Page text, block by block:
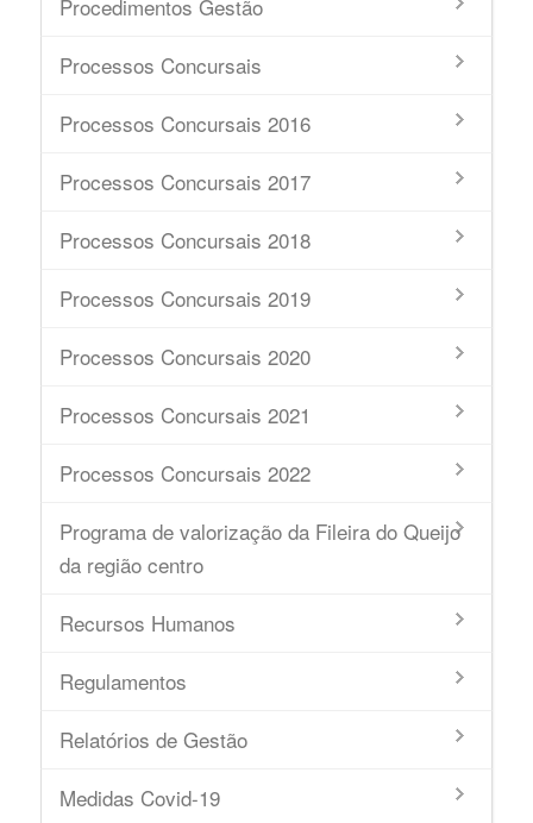
Procedimentos Gestão
Processos Concursais
Processos Concursais 2016
Processos Concursais 2017
Processos Concursais 2018
Processos Concursais 2019
Processos Concursais 2020
Processos Concursais 2021
Processos Concursais 2022
Programa de valorização da Fileira do Queijo
da região centro
Recursos Humanos
Regulamentos
Relatórios de Gestão
Medidas Covid-19